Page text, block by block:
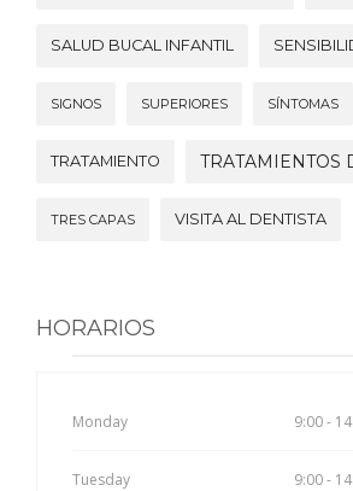
SALUD BUCAL INFANTIL
SIGNOS SUPERIORES SÍNTOMAS
TRATAMIENTO TRATAMIENTOS
TRES CAPAS VISITA AL DENTISTA
HORARIOS
Monday 9:00 -
Tuesday 9:00 -